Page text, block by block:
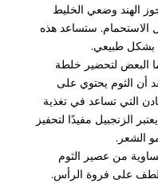
الهند وضعي الخليط
ستساعد هذه
بشكل طبيعي.
البعض لتحضير خلطة
أن الثوم يحتوي على
التي تساعد في تغذية
الزنجبيل مفيدًا لتحفيز
الشعر.
من عصير الثوم
بلطف على فروة الرأس.